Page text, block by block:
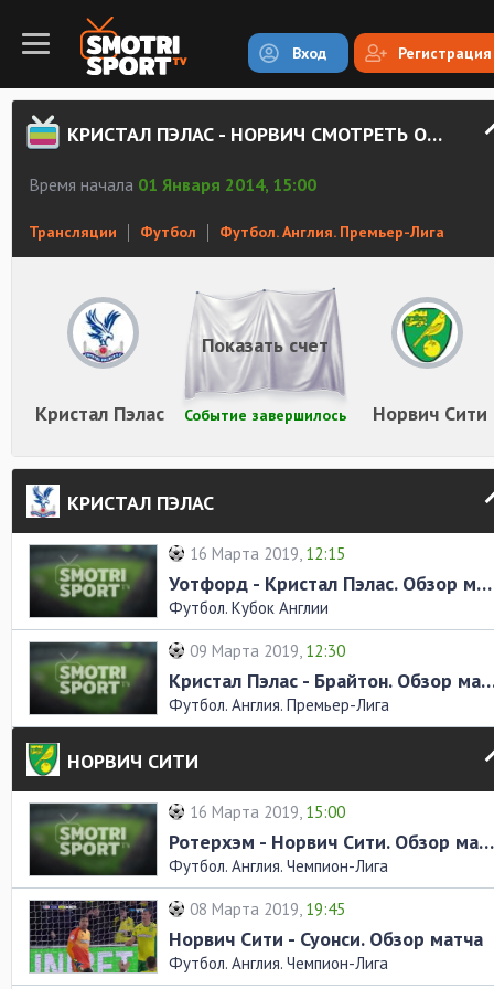
Вход Регистрация
КРИСТАЛ ПЭЛАС - НОРВИЧ СМОТРЕТЬ ОНЛАЙН
Время начала 01 Января 2014, 15:00
Трансляции Футбол Футбол. Англия. Премьер-Лига
Кристал Пэлас Норвич Сити
Событие завершилось
Показать счет
КРИСТАЛ ПЭЛАС
16 Марта 2019, 12:15
Уотфорд - Кристал Пэлас. Обзор матча
Футбол. Кубок Англии
09 Марта 2019, 12:30
Кристал Пэлас -
Футбол. Англия. Премьер-Лига
НОРВИЧ СИТИ
16 Марта 2019, 15:00
Ротерхэм - Норвич Сити. Обзор матча
Футбол. Англия. Чемпион-Лига
08 Марта 2019, 19:45
Норвич Сити - Суонси. Обзор матча
Футбол. Англия. Чемпион-Лига